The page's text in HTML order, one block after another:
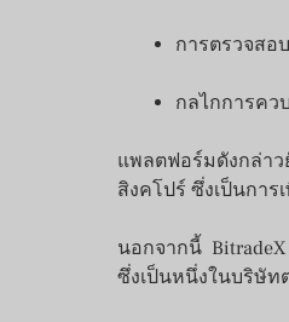
การตรวจสอ
กลไกการค
แพลตฟอร์มดังกล่า
สิงคโปร์ ซึ่งเป็นกา
นอกจากนี้
ซึ่งเป็นหนึ่งในบริษัท